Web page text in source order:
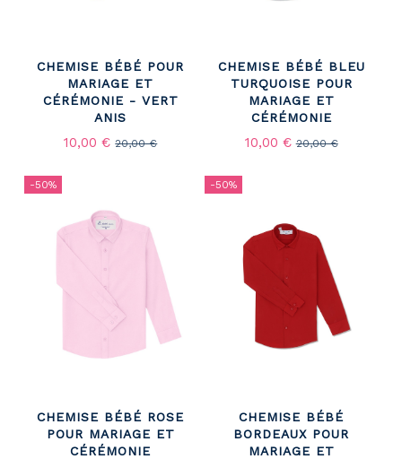
CHEMISE BÉBÉ POUR
MARIAGE ET
CÉRÉMONIE - VERT
ANIS
10,00 €20,00 €
CHEMISE BÉBÉ BLEU
TURQUOISE POUR
MARIAGE ET
CÉRÉMONIE
10,00 €20,00 €
-50%
CHEMISE BÉBÉ ROSE
POUR MARIAGE ET
CÉRÉMONIE
-50%
CHEMISE BÉBÉ
BORDEAUX POUR
MARIAGE ET